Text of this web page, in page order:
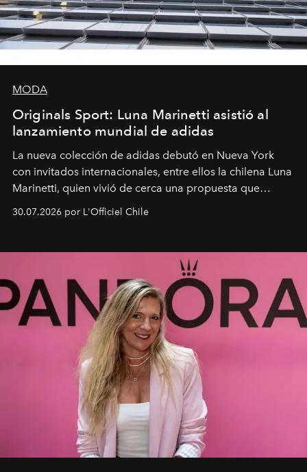
MODA
Originals Sport: Luna Marinetti asistió al
lanzamiento mundial de adidas
La nueva colección de adidas debutó en Nueva York
con invitados internacionales, entre ellos la chilena Luna
Marinetti, quien vivió de cerca una propuesta que
fusiona moda y rendimiento.
30.07.2026 por L'Officiel Chile